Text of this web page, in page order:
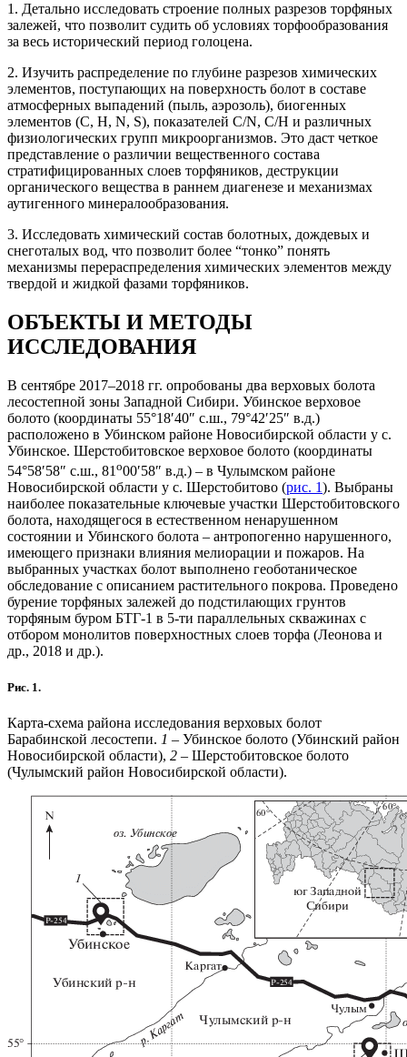
1. Детально исследовать строение полных разрезов торфяных
залежей, что позволит судить об условиях торфообразования
за весь исторический период голоцена.
2. Изучить распределение по глубине разрезов химических
элементов, поступающих на поверхность болот в составе
атмосферных выпадений (пыль, аэрозоль), биогенных
элементов (C, H, N, S), показателей C/N, С/Н и различных
физиологических групп микроорганизмов. Это даст четкое
представление о различии вещественного состава
стратифицированных слоев торфяников, деструкции
органического вещества в раннем диагенезе и механизмах
аутигенного минералообразования.
3. Исследовать химический состав болотных, дождевых и
снеготалых вод, что позволит более “тонко” понять
механизмы перераспределения химических элементов между
твердой и жидкой фазами торфяников.
ОБЪЕКТЫ И МЕТОДЫ
ИССЛЕДОВАНИЯ
В сентябре 2017–2018 гг. опробованы два верховых болота
лесостепной зоны Западной Сибири. Убинское верховое
болото (координаты 55°18′40″ с.ш., 79°42′25″ в.д.)
расположено в Убинском районе Новосибирской области у с.
Убинское. Шерстобитовское верховое болото (координаты
54°58′58″ с.ш., 81о00′58″ в.д.) – в Чулымском районе
Новосибирской области у с. Шерстобитово (рис. 1). Выбраны
наиболее показательные ключевые участки Шерстобитовского
болота, находящегося в естественном ненарушенном
состоянии и Убинского болота – антропогенно нарушенного,
имеющего признаки влияния мелиорации и пожаров. На
выбранных участках болот выполнено геоботаническое
обследование с описанием растительного покрова. Проведено
бурение торфяных залежей до подстилающих грунтов
торфяным буром БТГ-1 в 5-ти параллельных скважинах с
отбором монолитов поверхностных слоев торфа (Леонова и
др., 2018 и др.).
Рис. 1.
Карта-схема района исследования верховых болот
Барабинской лесостепи. 1 – Убинское болото (Убинский район
Новосибирской области), 2 – Шерстобитовское болото
(Чулымский район Новосибирской области).